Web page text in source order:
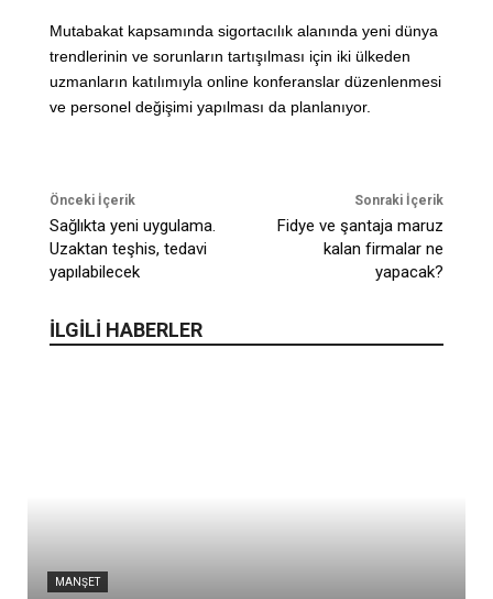
Mutabakat kapsamında sigortacılık alanında yeni dünya
trendlerinin ve sorunların tartışılması için iki ülkeden
uzmanların katılımıyla online konferanslar düzenlenmesi
ve personel değişimi yapılması da planlanıyor.
Önceki İçerik
Sağlıkta yeni uygulama.
Uzaktan teşhis, tedavi
yapılabilecek
Sonraki İçerik
Fidye ve şantaja maruz
kalan firmalar ne
yapacak?
İLGİLİ HABERLER
MANŞET